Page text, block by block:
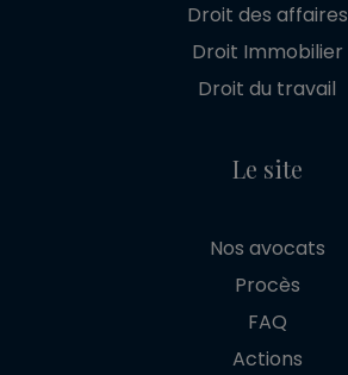
Droit des affaires
Droit Immobilier
Droit du travail
Le site
Nos avocats
Procès
FAQ
Actions